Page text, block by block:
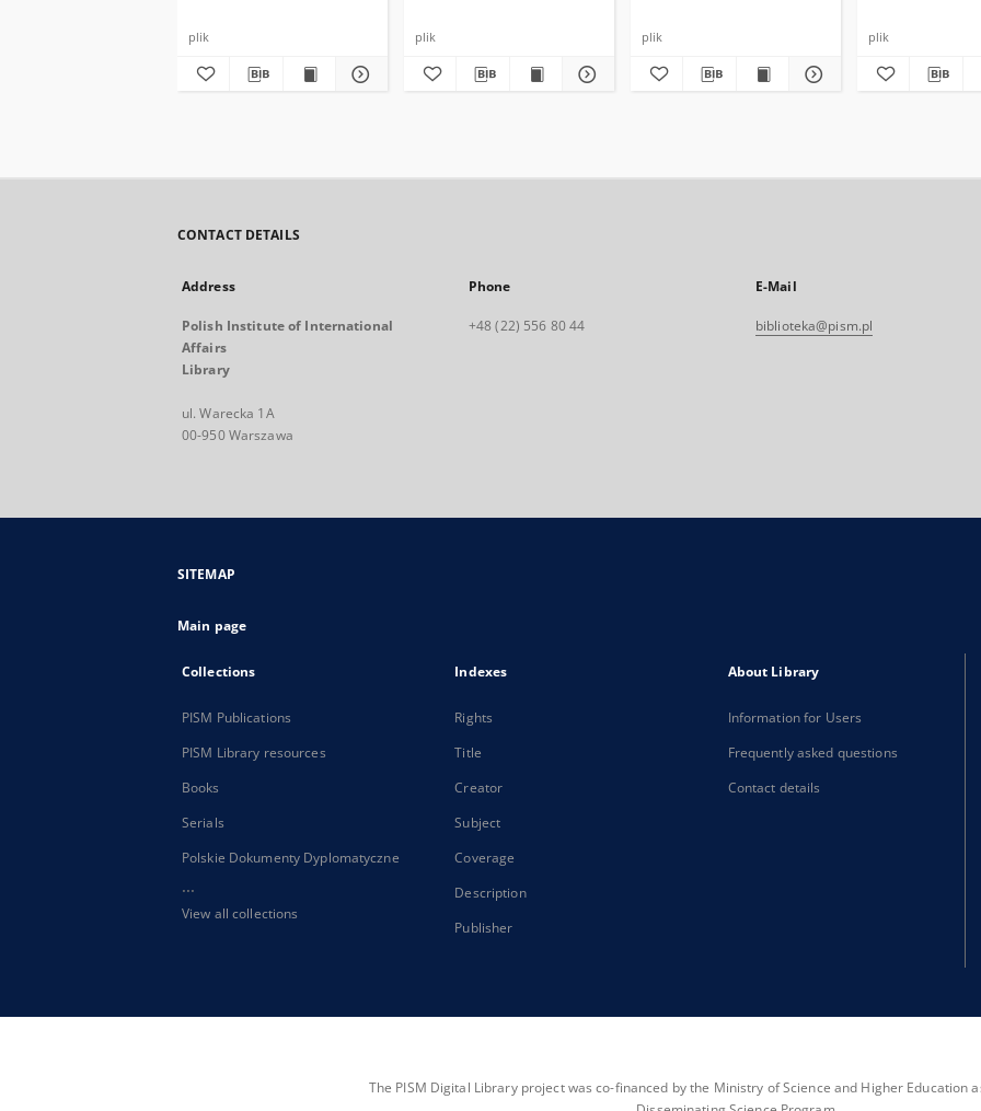
plik plik plik plik
CONTACT DETAILS
Address
Polish Institute of International
Affairs
Library
ul. Warecka 1A
00-950 Warszawa
Phone
+48 (22) 556 80 44
E-Mail
biblioteka@pism.pl
SITEMAP
Main page
Collections
PISM Publications
PISM Library resources
Books
Serials
Polskie Dokumenty Dyplomatyczne
...
View all collections
Indexes
Rights
Title
Creator
Subject
Coverage
Description
Publisher
About Library
Information for Users
Frequently asked questions
Contact details
The PISM Digital Library project was co-financed by the Ministry of Science and Higher Education